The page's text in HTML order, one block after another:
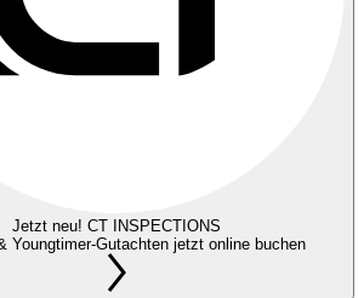
Jetzt neu! CT INSPECTIONS
Youngtimer-Gutachten jetzt online buchen